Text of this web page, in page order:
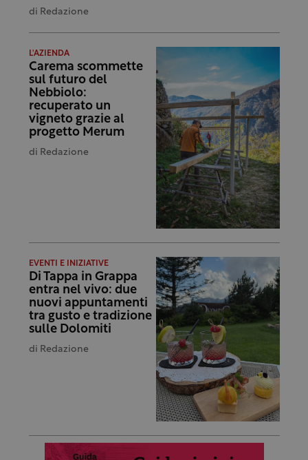
di Redazione
L'AZIENDA
Carema scommette
sul futuro del
Nebbiolo:
recuperato un
vigneto grazie al
progetto Merum
di Redazione
EVENTI E INIZIATIVE
Di Tappa in Grappa
entra nel vivo: due
nuovi appuntamenti
tra gusto e tradizione
sulle Dolomiti
di Redazione